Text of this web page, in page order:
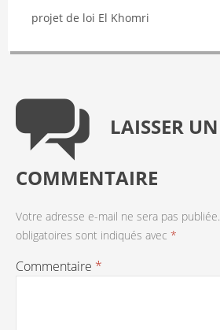
projet de loi El Khomri
LAISSER UN
COMMENTAIRE
Votre adresse e-mail ne sera pas publiée.
obligatoires sont indiqués avec *
Commentaire *